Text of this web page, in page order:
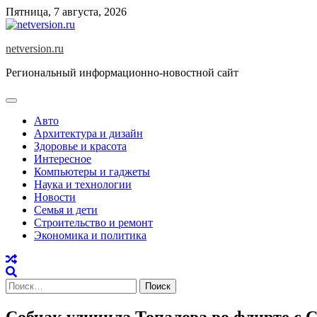
Skip
to
Пятница, 7 августа, 2026
netversion.ru
Региональный информационно-новостной сайт
Авто
Архитектура и дизайн
Здоровье и красота
Интересное
Компьютеры и гаджеты
Наука и технологии
Новости
Семья и дети
Строительство и ремонт
Экономика и политика
Найти: